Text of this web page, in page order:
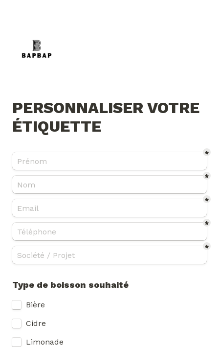
PERSONNALISER VOTRE
ÉTIQUETTE
*
*
*
*
*
Type de boisson souhaité
Bière
Cidre
Limonade